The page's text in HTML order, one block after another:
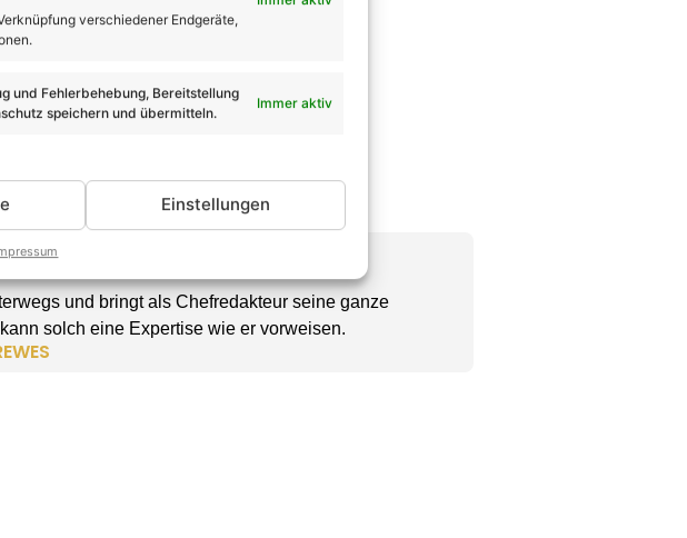
verschiedener Endgeräte,
und Fehlerbehebung, Bereitstellung
speichern und übermitteln.
Immer aktiv
Einstellungen
und bringt als Chefredakteur seine ganze
solch eine Expertise wie er vorweisen.